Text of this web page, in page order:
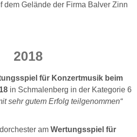
dem Gelände der Firma Balver Zinn
2018
für Konzertmusik beim
in Schmalenberg in der Kategorie 6
sehr gutem Erfolg teilgenommen“
am Wertungsspiel für